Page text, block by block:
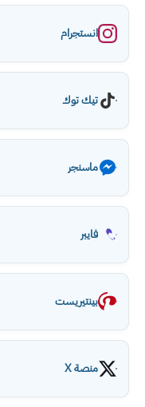
انستجرام
تيك توك
ماسنجر
فايبر
بينتيريست
منصة X